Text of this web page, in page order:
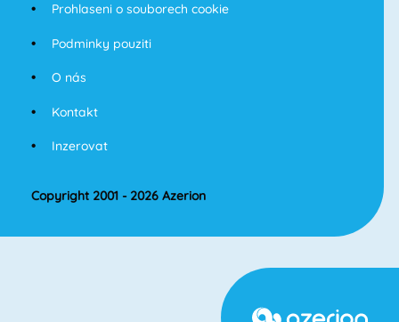
Prohlaseni o souborech cookie
Podminky pouziti
O nás
Kontakt
Inzerovat
Copyright 2001 - 2026 Azerion